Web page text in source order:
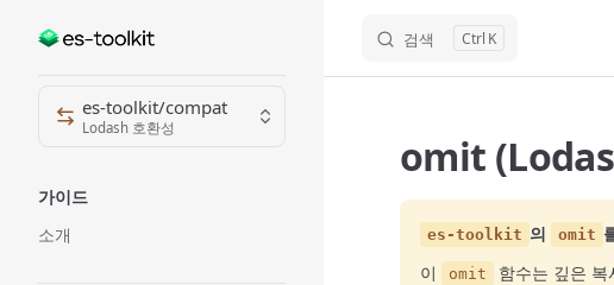
Skip to content 검색 K
Sidebar Navigation
es-toolkit/compat
Lodash 호환성
가이드
소개
omit
es-toolkit 의 omit
이
omit 함수는 깊은 복